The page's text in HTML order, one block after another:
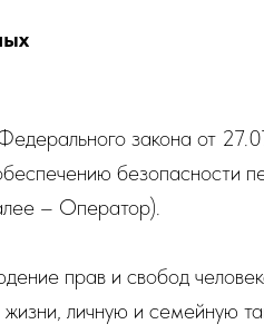
Федерального закона от
безопасности
– Оператор).
прав и свобод
личную и семейную